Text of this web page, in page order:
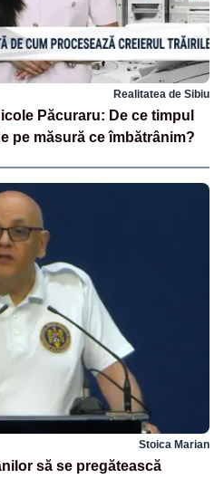
Realitatea de Sibiu
Păcuraru: De ce timpul
pe măsură ce îmbătrânim?
Stoica Marian
să se pregătească